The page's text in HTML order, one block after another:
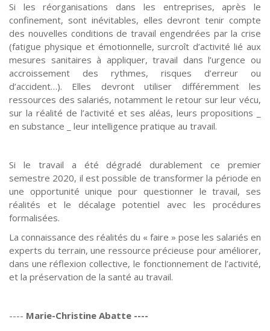
Si les réorganisations dans les entreprises, après le
confinement, sont inévitables, elles devront tenir compte
des nouvelles conditions de travail engendrées par la crise
(fatigue physique et émotionnelle, surcroît d’activité lié aux
mesures sanitaires à appliquer, travail dans l’urgence ou
accroissement des rythmes, risques d’erreur ou
d’accident…). Elles devront utiliser différemment les
ressources des salariés, notamment le retour sur leur vécu,
sur la réalité de l’activité et ses aléas, leurs propositions _
en substance _ leur intelligence pratique au travail.
Si le travail a été dégradé durablement ce premier
semestre 2020, il est possible de transformer la période en
une opportunité unique pour questionner le travail, ses
réalités et le décalage potentiel avec les procédures
formalisées.
La connaissance des réalités du « faire » pose les salariés en
experts du terrain, une ressource précieuse pour améliorer,
dans une réflexion collective, le fonctionnement de l’activité,
et la préservation de la santé au travail.
---- Marie-Christine Abatte ----